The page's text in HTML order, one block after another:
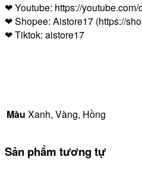
❤ Youtube: https://
❤ Shopee: Aistore17 (https://
❤ Tiktok: aistore17
Màu Xanh, Vàng, Hồng
Sản phẩm tương tự